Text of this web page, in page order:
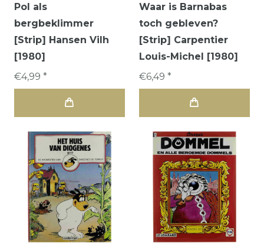
Pol als
bergbeklimmer
[Strip] Hansen Vilh
[1980]
€4,99 *
Waar is Barnabas
toch gebleven?
[Strip] Carpentier
Louis-Michel [1980]
€6,49 *